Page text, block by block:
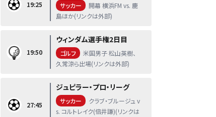
19:25 サッカー
開幕 横浜FM vs. 鹿
島ほか(リンクは外部)
19:50
ウィンダム選手権2日目
ゴルフ
米国男子 松山英樹、
久常涼ら出場(リンクは外部)
27:45
ジュピラー・プロ・リーグ
サッカー
クラブ・ブルージュ v
s. コルトレイク(倍井謙)(リンクは